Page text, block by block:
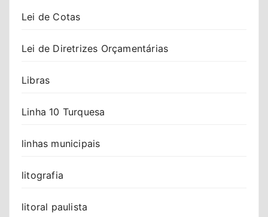
Lei de Cotas
Lei de Diretrizes Orçamentárias
Libras
Linha 10 Turquesa
linhas municipais
litografia
litoral paulista